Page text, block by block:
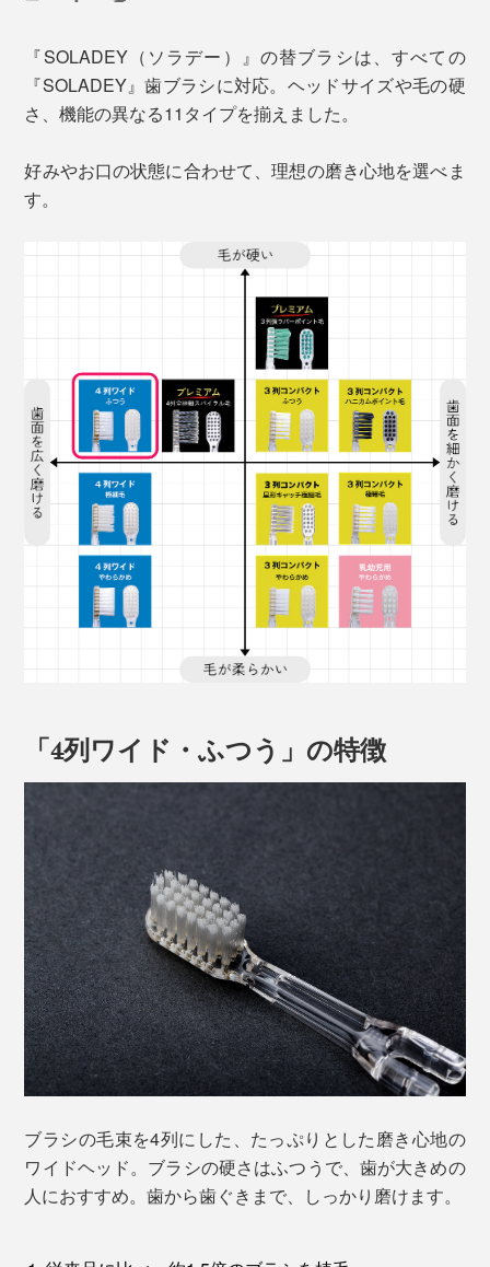
『SOLADEY（ソラデー）』の替ブラシは、すべての
『SOLADEY』歯ブラシに対応。ヘッドサイズや毛の硬
さ、機能の異なる11タイプを揃えました。
好みやお口の状態に合わせて、理想の磨き心地を選べま
す。
「4列ワイド・ふつう」の特徴
ブラシの毛束を4列にした、たっぷりとした磨き心地の
ワイドヘッド。ブラシの硬さはふつうで、歯が大きめの
人におすすめ。歯から歯ぐきまで、しっかり磨けます。